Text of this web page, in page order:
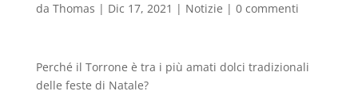
da Thomas | Dic 17, 2021 | Notizie | 0 commenti
Perché il Torrone è tra i più amati dolci tradizionali
delle feste di Natale?